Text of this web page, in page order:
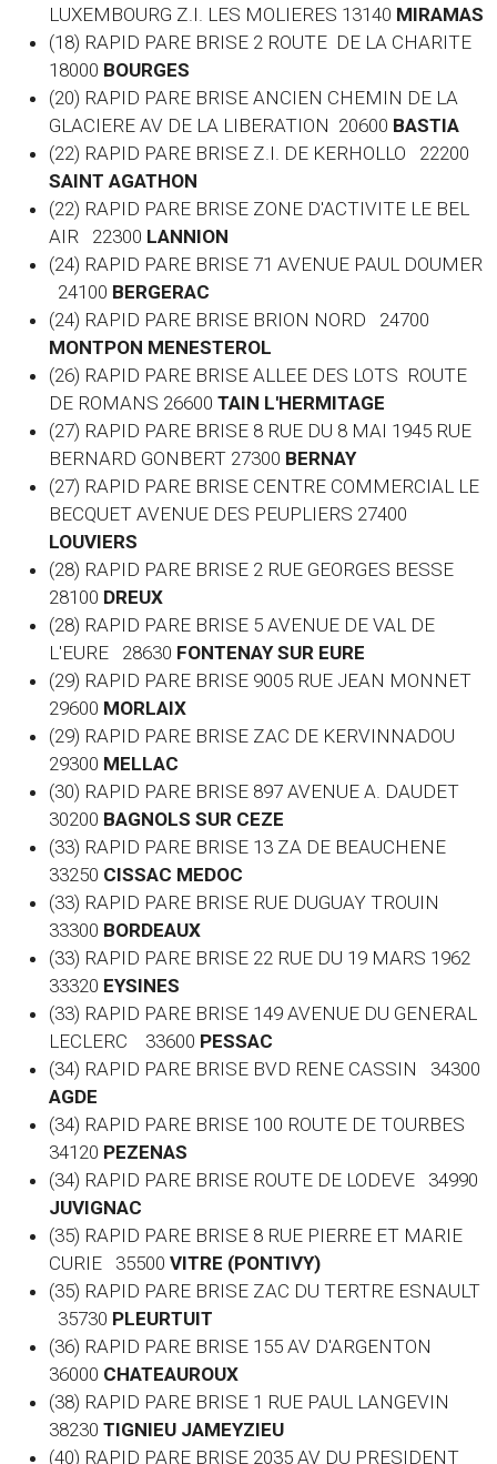
LUXEMBOURG Z.I. LES MOLIERES 13140 MIRAMAS
(18) RAPID PARE BRISE 2 ROUTE DE LA CHARITE
18000 BOURGES
(20) RAPID PARE BRISE ANCIEN CHEMIN DE LA
GLACIERE AV DE LA LIBERATION 20600 BASTIA
(22) RAPID PARE BRISE Z.I. DE KERHOLLO 22200
SAINT AGATHON
(22) RAPID PARE BRISE ZONE D'ACTIVITE LE BEL
AIR 22300 LANNION
(24) RAPID PARE BRISE 71 AVENUE PAUL DOUMER
24100 BERGERAC
(24) RAPID PARE BRISE BRION NORD 24700
MONTPON MENESTEROL
(26) RAPID PARE BRISE ALLEE DES LOTS ROUTE
DE ROMANS 26600 TAIN L'HERMITAGE
(27) RAPID PARE BRISE 8 RUE DU 8 MAI 1945 RUE
BERNARD GONBERT 27300 BERNAY
(27) RAPID PARE BRISE CENTRE COMMERCIAL LE
BECQUET AVENUE DES PEUPLIERS 27400
LOUVIERS
(28) RAPID PARE BRISE 2 RUE GEORGES BESSE
28100 DREUX
(28) RAPID PARE BRISE 5 AVENUE DE VAL DE
L'EURE 28630 FONTENAY SUR EURE
(29) RAPID PARE BRISE 9005 RUE JEAN MONNET
29600 MORLAIX
(29) RAPID PARE BRISE ZAC DE KERVINNADOU
29300 MELLAC
(30) RAPID PARE BRISE 897 AVENUE A. DAUDET
30200 BAGNOLS SUR CEZE
(33) RAPID PARE BRISE 13 ZA DE BEAUCHENE
33250 CISSAC MEDOC
(33) RAPID PARE BRISE RUE DUGUAY TROUIN
33300 BORDEAUX
(33) RAPID PARE BRISE 22 RUE DU 19 MARS 1962
33320 EYSINES
(33) RAPID PARE BRISE 149 AVENUE DU GENERAL
LECLERC 33600 PESSAC
(34) RAPID PARE BRISE BVD RENE CASSIN 34300
AGDE
(34) RAPID PARE BRISE 100 ROUTE DE TOURBES
34120 PEZENAS
(34) RAPID PARE BRISE ROUTE DE LODEVE 34990
JUVIGNAC
(35) RAPID PARE BRISE 8 RUE PIERRE ET MARIE
CURIE 35500 VITRE (PONTIVY)
(35) RAPID PARE BRISE ZAC DU TERTRE ESNAULT
35730 PLEURTUIT
(36) RAPID PARE BRISE 155 AV D'ARGENTON
36000 CHATEAUROUX
(38) RAPID PARE BRISE 1 RUE PAUL LANGEVIN
38230 TIGNIEU JAMEYZIEU
(40) RAPID PARE BRISE 2035 AV DU PRESIDENT